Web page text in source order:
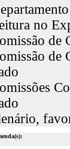
no
de
de